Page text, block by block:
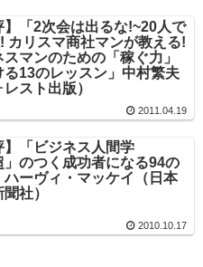
】「2次会は出るな!~20人で
カリスマ商社マンが教える!
スマンのための「稼ぐ力」
る13のレッスン」中村繁夫
レスト出版）
2011.04.19
】「ビジネス人間学
のつく成功者になる94の
ハーヴィ・マッケイ（日本
社）
2010.10.17